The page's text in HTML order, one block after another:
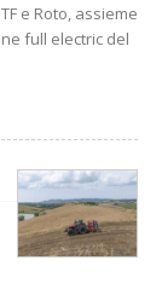
e Roto, assieme
full electric del